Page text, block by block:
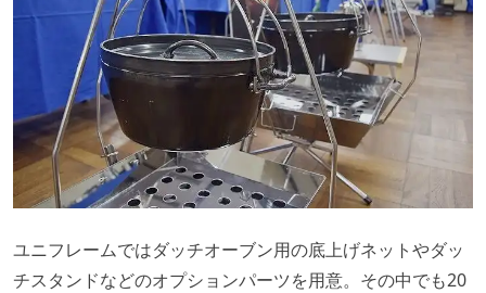
ユニフレームではダッチオーブン用の底上げネットやダッ
チスタンドなどのオプションパーツを用意。その中でも20